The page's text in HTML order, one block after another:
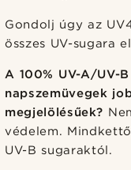
Gondolj úgy az
összes UV-sugara
A 100% UV-A/UV-
napszemüvegek
megjelölésűek?
védelem.
UV-B sugaraktól.